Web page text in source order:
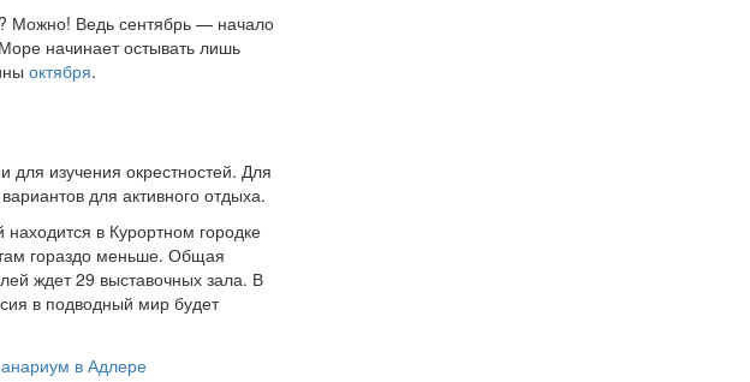
Можно! Ведь сентябрь — начало
начинает остывать лишь
октября.
изучения окрестностей. Для
для активного отдыха.
находится в Курортном городке
гораздо меньше. Общая
ждет 29 выставочных зала. В
в подводный мир будет